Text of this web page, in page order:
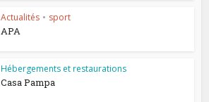
Actualités • sport
APA
Hébergements et restaurations
Casa Pampa